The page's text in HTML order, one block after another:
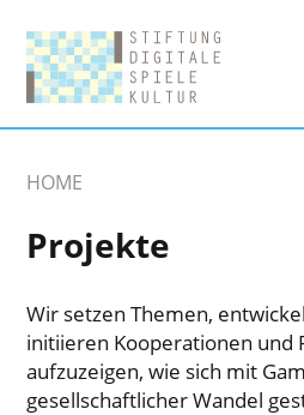
HOME
Projekte
Wir setzen Themen,
initiieren Kooperationen und
aufzuzeigen, wie sich mit
gesellschaftlicher Wandel